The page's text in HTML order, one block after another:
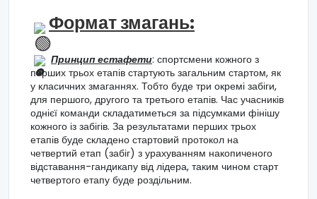
Формат змагань:
Принцип естафети: спортсмени кожного з
перших трьох етапів стартують загальним стартом, як
у класичних змаганнях. Тобто буде три окремі забіги,
для першого, другого та третього етапів. Час учасників
однієї команди складатиметься за підсумками фінішу
кожного із забігів. За результатами перших трьох
етапів буде складено стартовий протокол на
четвертий етап (забіг) з урахуванням накопиченого
відставання-гандикапу від лідера, таким чином старт
четвертого етапу буде роздільним.